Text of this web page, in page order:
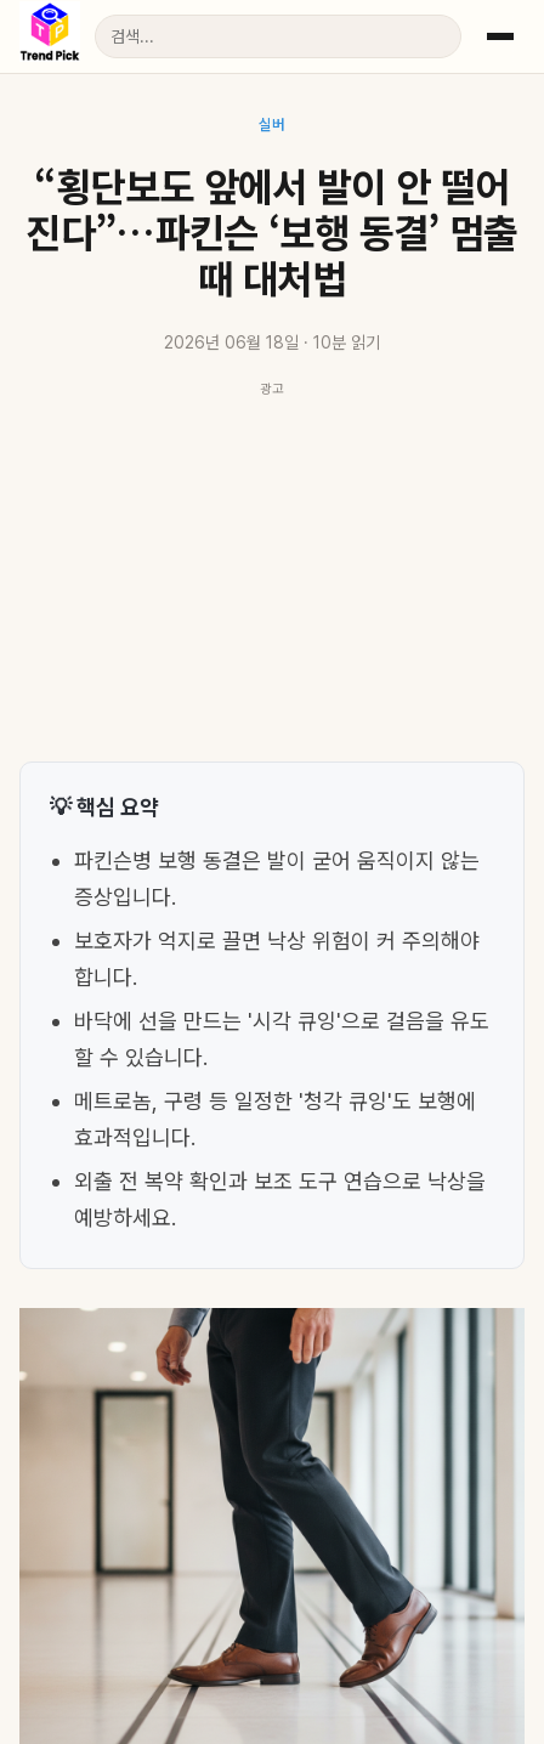
실버
“횡단보도 앞에서 발이 안 떨어
진다”…파킨슨 ‘보행 동결’ 멈출
때 대처법
2026년 06월 18일 · 10분 읽기
광고
💡 핵심 요약
파킨슨병 보행 동결은 발이 굳어 움직이지 않는
증상입니다.
보호자가 억지로 끌면 낙상 위험이 커 주의해야
합니다.
바닥에 선을 만드는 '시각 큐잉'으로 걸음을 유도
할 수 있습니다.
메트로놈, 구령 등 일정한 '청각 큐잉'도 보행에
효과적입니다.
외출 전 복약 확인과 보조 도구 연습으로 낙상을
예방하세요.